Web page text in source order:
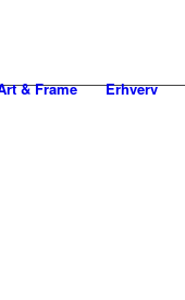
& Frame Erhverv